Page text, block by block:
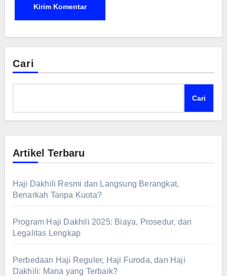
Cari
Cari
Artikel Terbaru
Haji Dakhili Resmi dan Langsung Berangkat,
Benarkah Tanpa Kuota?
Program Haji Dakhili 2025: Biaya, Prosedur, dan
Legalitas Lengkap
Perbedaan Haji Reguler, Haji Furoda, dan Haji
Dakhili: Mana yang Terbaik?